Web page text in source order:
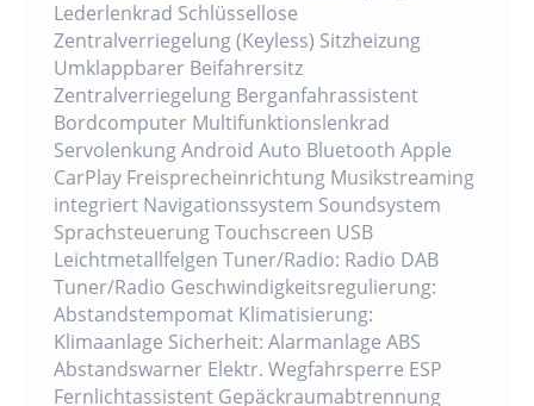
Lederlenkrad Schlüssellose
Zentralverriegelung (Keyless) Sitzheizung
Umklappbarer Beifahrersitz
Zentralverriegelung Berganfahrassistent
Bordcomputer Multifunktionslenkrad
Servolenkung Android Auto Bluetooth Apple
CarPlay Freisprecheinrichtung Musikstreaming
integriert Navigationssystem Soundsystem
Sprachsteuerung Touchscreen USB
Leichtmetallfelgen Tuner/Radio: Radio DAB
Tuner/Radio Geschwindigkeitsregulierung:
Abstandstempomat Klimatisierung:
Klimaanlage Sicherheit: Alarmanlage ABS
Abstandswarner Elektr. Wegfahrsperre ESP
Fernlichtassistent Gepäckraumabtrennung